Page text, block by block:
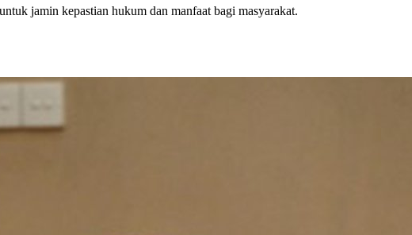
jamin kepastian hukum dan manfaat bagi masyarakat.